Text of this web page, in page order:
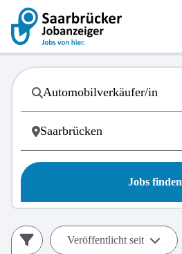
Jobs finden
Veröffentlicht seit